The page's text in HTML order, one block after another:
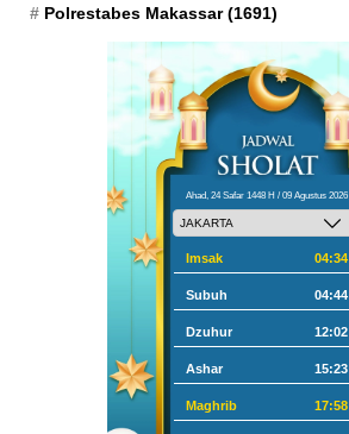
Polrestabes Makassar(1691)
Ahad, 24 Safar 1448 H / 09 Agustus 2026
Imsak 04:34
Subuh 04:44
Dzuhur 12:02
Ashar 15:23
Maghrib 17:58